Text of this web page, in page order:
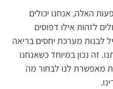
האלה, אנחנו יכולים
לזהות אילו דפוסים
לבנות מערכת יחסים בריאה
זה נכון במיוחד כשאנחנו
מאפשרת לנו לבחור מה